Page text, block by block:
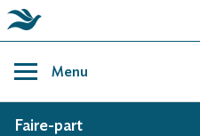
content
Menu
AVIS DE DÉCÈS
Faire-part